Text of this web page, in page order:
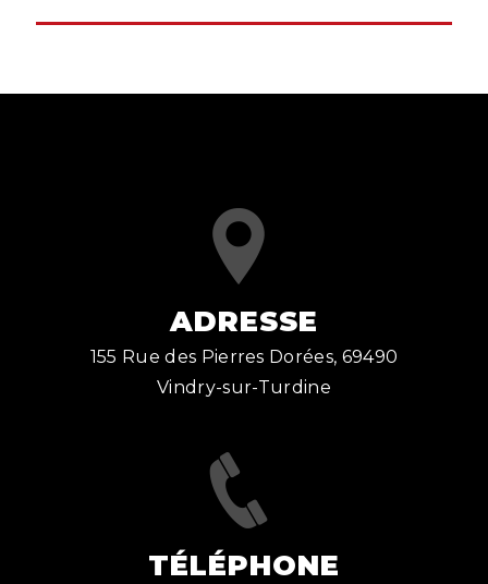
ADRESSE
155 Rue des Pierres Dorées, 69490
Vindry-sur-Turdine
TÉLÉPHONE